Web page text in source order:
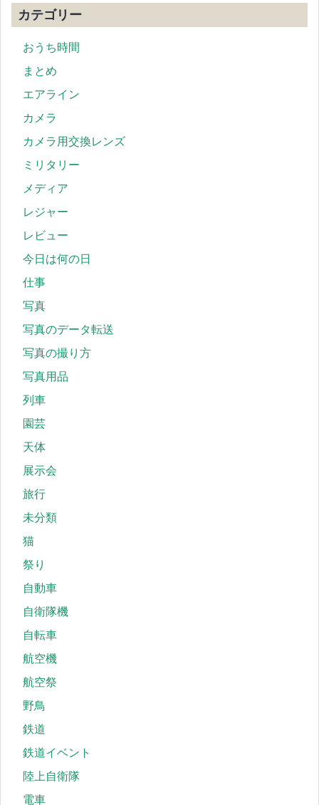
カテゴリー
おうち時間
まとめ
エアライン
カメラ
カメラ用交換レンズ
ミリタリー
メディア
レジャー
レビュー
今日は何の日
仕事
写真
写真のデータ転送
写真の撮り方
写真用品
列車
園芸
天体
展示会
旅行
未分類
猫
祭り
自動車
自衛隊機
自転車
航空機
航空祭
野鳥
鉄道
鉄道イベント
陸上自衛隊
電車